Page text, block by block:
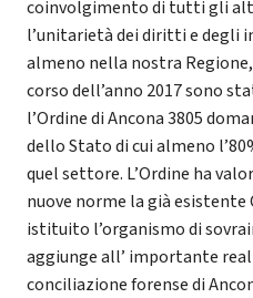
coinvolgimento di tutti gli
l’unitarietà dei diritti e degli
almeno nella nostra
corso dell’anno 2017 sono
l’Ordine di Ancona 3805
dello Stato di cui almeno
quel settore. L’Ordine ha
nuove norme la già
istituito l’organismo di
aggiunge all’ importante
conciliazione forense di